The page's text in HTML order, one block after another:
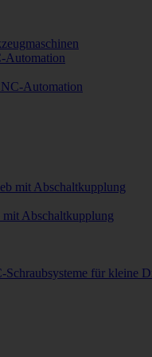
Service
Automation
Automation
mit Abschaltkupplung
mit Abschaltkupplung
Schraubsysteme für kleine